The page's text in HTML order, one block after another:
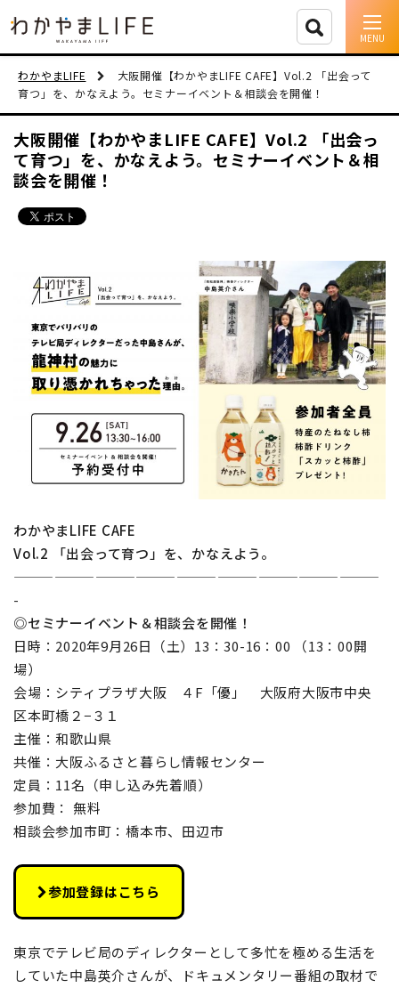
イベント情報
移住支援
人に会う
市町村を探す
移住者インタビュー
動画
地域おこし協力隊
わかやまLIFE
大阪開催【わかやまLIFE CAFE】Vol.2 「出会って
育つ」を、かなえよう。セミナーイベント＆相談会を開催！
大阪開催【わかやまLIFE CAFE】Vol.2 「出会っ
て育つ」を、かなえよう。セミナーイベント＆相
談会を開催！
わかやまLIFE CAFE
Vol.2 「出会って育つ」を、かなえよう。
———————————————————————————
-
◎セミナーイベント＆相談会を開催！
日時：2020年9月26日（土）13：30-16：00 （13：00開
場）
会場：シティプラザ大阪 ４F「優」 大阪府大阪市中央
区本町橋２−３１
主催：和歌山県
共催：大阪ふるさと暮らし情報センター
定員：11名（申し込み先着順）
参加費： 無料
相談会参加市町：橋本市、田辺市
参加登録はこちら
東京でテレビ局のディレクターとして多忙を極める生活を
していた中島英介さんが、ドキュメンタリー番組の取材で